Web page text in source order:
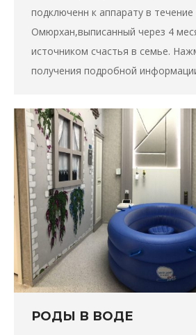
подключенн к аппарату в течение
Омюрхан,выписанный через 4
источником счастья в семье.
получения подробной
РОДЫ В ВОДЕ